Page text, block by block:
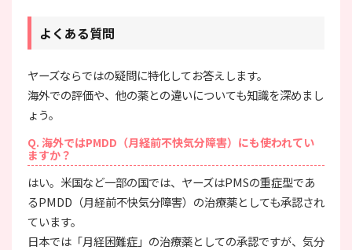
よくある質問
ヤーズならではの疑問に特化してお答えします。
海外での評価や、他の薬との違いについても知識を深めまし
ょう。
Q. 海外ではPMDD（月経前不快気分障害）にも使われてい
ますか？
はい。米国など一部の国では、ヤーズはPMSの重症型であ
るPMDD（月経前不快気分障害）の治療薬としても承認され
ています。
日本では「月経困難症」の治療薬としての承認ですが、気分